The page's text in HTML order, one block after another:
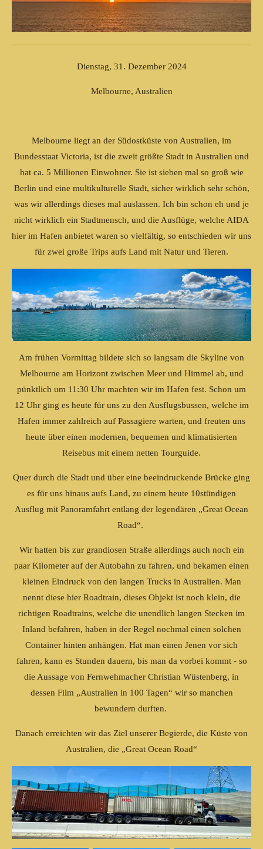
Dienstag, 31. Dezember 2024
Melbourne, Australien
Melbourne liegt an der Südostküste von Australien, im
Bundesstaat Victoria, ist die zweit größte Stadt in Australien und
hat ca. 5 Millionen Einwohner. Sie ist sieben mal so groß wie
Berlin und eine multikulturelle Stadt, sicher wirklich sehr schön,
was wir allerdings dieses mal auslassen. Ich bin schon eh und je
nicht wirklich ein Stadtmensch, und die Ausflüge, welche AIDA
hier im Hafen anbietet waren so vielfältig, so entschieden wir uns
für zwei große Trips aufs Land mit Natur und Tieren.
Am frühen Vormittag bildete sich so langsam die Skyline von
Melbourne am Horizont zwischen Meer und Himmel ab, und
pünktlich um 11:30 Uhr machten wir im Hafen fest. Schon um
12 Uhr ging es heute für uns zu den Ausflugsbussen, welche im
Hafen immer zahlreich auf Passagiere warten, und freuten uns
heute über einen modernen, bequemen und klimatisierten
Reisebus mit einem netten Tourguide.
Quer durch die Stadt und über eine beeindruckende Brücke ging
es für uns hinaus aufs Land, zu einem heute 10stündigen
Ausflug mit Panoramfahrt entlang der legendären „Great Ocean
Road“.
Wir hatten bis zur grandiosen Straße allerdings auch noch ein
paar Kilometer auf der Autobahn zu fahren, und bekamen einen
kleinen Eindruck von den langen Trucks in Australien. Man
nennt diese hier Roadtrain, dieses Objekt ist noch klein, die
richtigen Roadtrains, welche die unendlich langen Stecken im
Inland befahren, haben in der Regel nochmal einen solchen
Container hinten anhängen. Hat man einen Jenen vor sich
fahren, kann es Stunden dauern, bis man da vorbei kommt - so
die Aussage von Fernwehmacher Christian Wüstenberg, in
dessen Film „Australien in 100 Tagen“ wir so manchen
bewundern durften.
Danach erreichten wir das Ziel unserer Begierde, die Küste von
Australien, die „Great Ocean Road“